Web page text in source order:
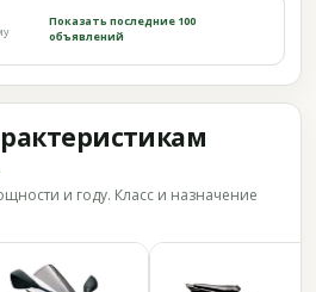
Показать последние 100
объявлений
и году. Класс и назначение